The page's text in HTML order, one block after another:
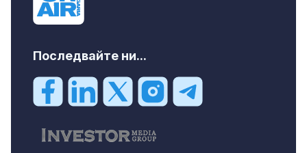
Последвайте ни...